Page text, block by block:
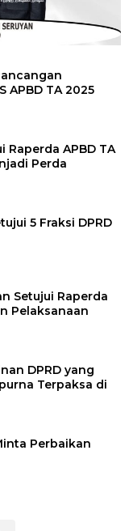
APBD TA 2025
Raperda APBD TA
Perda
5 Fraksi DPRD
Setujui Raperda
Pelaksanaan
DPRD yang
Terpaksa di
Perbaikan